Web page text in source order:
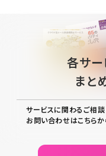
各サ
まと
サービスに関わるご相
お問い合わせはこちらか